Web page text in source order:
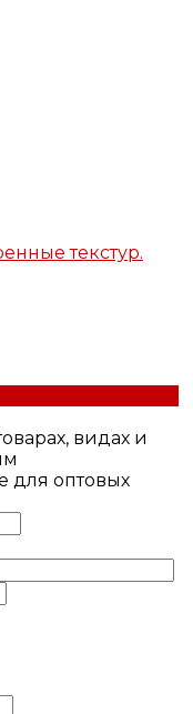
текстур.
видах и
для оптовых
лицо